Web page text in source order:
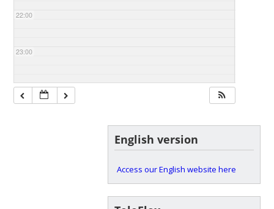
22:00
23:00
English version
Access our English website here